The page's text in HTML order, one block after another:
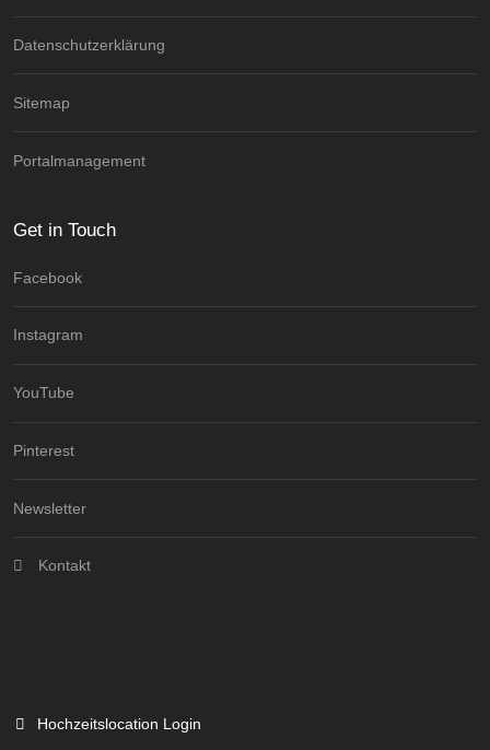
Datenschutzerklärung
Sitemap
Portalmanagement
Get in Touch
Facebook
Instagram
YouTube
Pinterest
Newsletter
Kontakt
Hochzeitslocation Login